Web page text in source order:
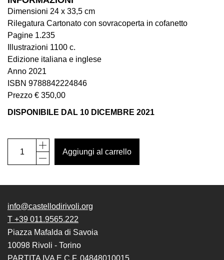
Shop
Chi
siamo
Area
Media
Organizza
tuo
Amministrazione
trasparente
museo
Dimensioni 24 x 33,5 cm
Rilegatura Cartonato con sovracoperta in cofanetto
Pagine 1.235
Illustrazioni 1100 c.
Edizione italiana e inglese
Anno 2021
ISBN 9788842224846
Prezzo € 350,00
DISPONIBILE DAL 10 DICEMBRE 2021
Collezione
Catalogo
Aggiungi al carrello
info@castellodirivoli.org
T +39 011.9565.222
Piazza Mafalda di Savoia
10098 Rivoli - Torino
PARTITA IVA E C.F. 04848010015